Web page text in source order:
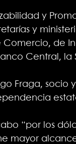
y
y
Comercio, de
Central,
Fraga, socio
“por los
mayor